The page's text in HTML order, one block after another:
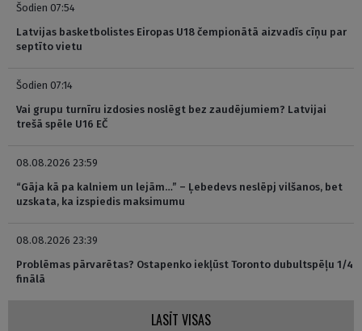
Šodien 07:54
Latvijas basketbolistes Eiropas U18 čempionātā aizvadīs cīņu par
septīto vietu
Šodien 07:14
Vai grupu turnīru izdosies noslēgt bez zaudējumiem? Latvijai
trešā spēle U16 EČ
08.08.2026 23:59
“Gāja kā pa kalniem un lejām…” – Ļebedevs neslēpj vilšanos, bet
uzskata, ka izspiedis maksimumu
08.08.2026 23:39
Problēmas pārvarētas? Ostapenko iekļūst Toronto dubultspēļu 1/4
finālā
LASĪT VISAS